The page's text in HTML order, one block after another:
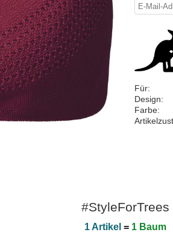
Für:
Design:
Farbe:
#StyleForTrees
1 Artikel = 1 Baum